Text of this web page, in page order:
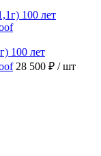
100 лет
28 500 ₽ / шт